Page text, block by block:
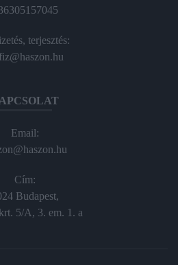
terjesztés:
Email:
Cím:
Budapest,
5/A, 3. em. 1. a